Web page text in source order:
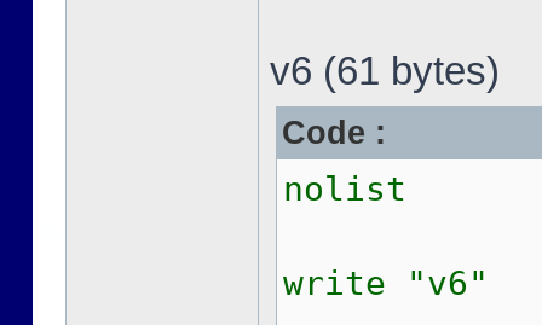
v6 (61 bytes)
Code :
nolist
write "v6"